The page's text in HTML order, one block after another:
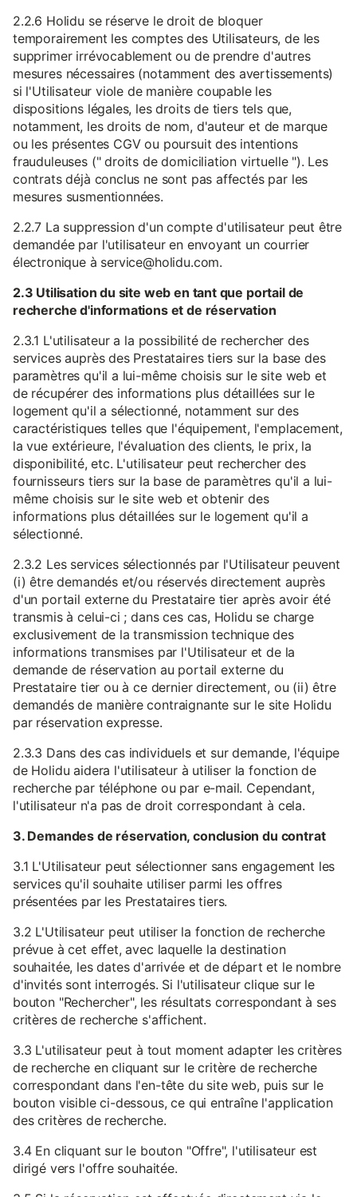
2.2.6 Holidu se réserve le droit de bloquer
temporairement les comptes des Utilisateurs, de les
supprimer irrévocablement ou de prendre d'autres
mesures nécessaires (notamment des avertissements)
si l'Utilisateur viole de manière coupable les
dispositions légales, les droits de tiers tels que,
notamment, les droits de nom, d'auteur et de marque
ou les présentes CGV ou poursuit des intentions
frauduleuses (" droits de domiciliation virtuelle "). Les
contrats déjà conclus ne sont pas affectés par les
mesures susmentionnées.
2.2.7 La suppression d'un compte d'utilisateur peut être
demandée par l'utilisateur en envoyant un courrier
électronique à service@holidu.com.
2.3 Utilisation du site web en tant que portail de
recherche d'informations et de réservation
2.3.1 L'utilisateur a la possibilité de rechercher des
services auprès des Prestataires tiers sur la base des
paramètres qu'il a lui-même choisis sur le site web et
de récupérer des informations plus détaillées sur le
logement qu'il a sélectionné, notamment sur des
caractéristiques telles que l'équipement, l'emplacement,
la vue extérieure, l'évaluation des clients, le prix, la
disponibilité, etc. L'utilisateur peut rechercher des
fournisseurs tiers sur la base de paramètres qu'il a lui-
même choisis sur le site web et obtenir des
informations plus détaillées sur le logement qu'il a
sélectionné.
2.3.2 Les services sélectionnés par l'Utilisateur peuvent
(i) être demandés et/ou réservés directement auprès
d'un portail externe du Prestataire tier après avoir été
transmis à celui-ci ; dans ces cas, Holidu se charge
exclusivement de la transmission technique des
informations transmises par l'Utilisateur et de la
demande de réservation au portail externe du
Prestataire tier ou à ce dernier directement, ou (ii) être
demandés de manière contraignante sur le site Holidu
par réservation expresse.
2.3.3 Dans des cas individuels et sur demande, l'équipe
de Holidu aidera l'utilisateur à utiliser la fonction de
recherche par téléphone ou par e-mail. Cependant,
l'utilisateur n'a pas de droit correspondant à cela.
3. Demandes de réservation, conclusion du contrat
3.1 L'Utilisateur peut sélectionner sans engagement les
services qu'il souhaite utiliser parmi les offres
présentées par les Prestataires tiers.
3.2 L'Utilisateur peut utiliser la fonction de recherche
prévue à cet effet, avec laquelle la destination
souhaitée, les dates d'arrivée et de départ et le nombre
d'invités sont interrogés. Si l'utilisateur clique sur le
bouton "Rechercher", les résultats correspondant à ses
critères de recherche s'affichent.
3.3 L'utilisateur peut à tout moment adapter les critères
de recherche en cliquant sur le critère de recherche
correspondant dans l'en-tête du site web, puis sur le
bouton visible ci-dessous, ce qui entraîne l'application
des critères de recherche.
3.4 En cliquant sur le bouton "Offre", l'utilisateur est
dirigé vers l'offre souhaitée.